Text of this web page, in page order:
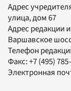
Адрес
улица, дом 67
Адрес редакции
Варшавское
Телефон
Факс:+7 (495)
Электронная